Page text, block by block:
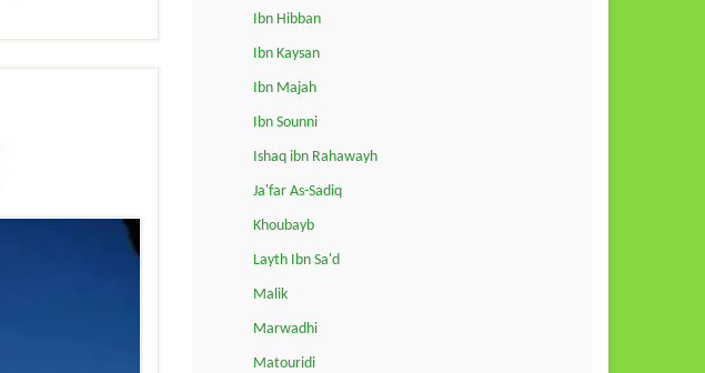
Ibn Hibban
Ibn Kaysan
Ibn Majah
Ibn Sounni
Ishaq ibn Rahawayh
Ja'far As-Sadiq
Khoubayb
Layth Ibn Sa'd
Malik
Marwadhi
Matouridi